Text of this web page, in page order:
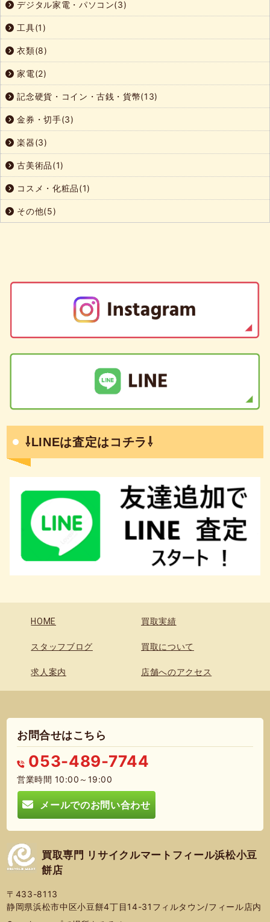
デジタル家電・パソコン(3)
工具(1)
衣類(8)
家電(2)
記念硬貨・コイン・古銭・貨幣(13)
金券・切手(3)
楽器(3)
古美術品(1)
コスメ・化粧品(1)
その他(5)
⇩LINEは査定はコチラ⇩
HOME 買取実績
スタッフブログ 買取について
求人案内 店舗へのアクセス
お問合せはこちら
053-489-7744
営業時間 10:00～19:00
メールでのお問い合わせ
買取専門 リサイクルマートフィール浜松小豆
餅店
〒433-8113
静岡県浜松市中区小豆餅4丁目14-31フィルタウン/フィール店内